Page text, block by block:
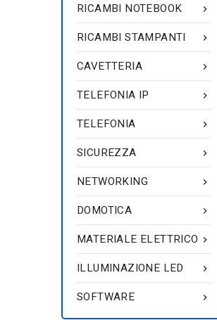

RICAMBI NOTEBOOK

RICAMBI STAMPANTI

CAVETTERIA

TELEFONIA IP

TELEFONIA

SICUREZZA

NETWORKING

DOMOTICA

MATERIALE ELETTRICO

ILLUMINAZIONE LED

SOFTWARE